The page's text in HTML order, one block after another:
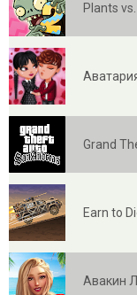
Plants
Grand
Earn to
Авакин